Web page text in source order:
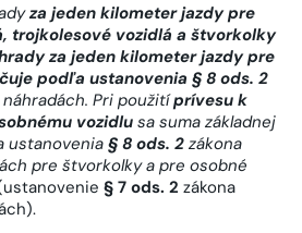
za jeden kilometer jazdy pre
trojkolesové vozidlá a štvorkolky
za jeden kilometer jazdy pre
podľa ustanovenia § 8 ods. 2
Pri použitíprívesu k
vozidlu sa suma základnej
ustanovenia § 8 ods. 2 zákona
pre štvorkolky a pre osobné
§ 7 ods. 2 zákona